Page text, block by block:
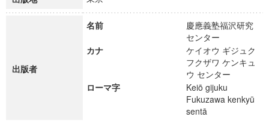
出版者
名前
慶應義塾福沢研究
センター
カナ
ケイオウ ギジュク
フクザワ ケンキュ
ウ センター
ローマ字
Keiō gijuku
Fukuzawa kenkyū
sentā